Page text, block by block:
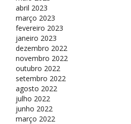
abril 2023
março 2023
fevereiro 2023
janeiro 2023
dezembro 2022
novembro 2022
outubro 2022
setembro 2022
agosto 2022
julho 2022
junho 2022
março 2022